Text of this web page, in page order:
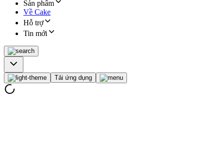
Sản phẩm
Về Cake
Hỗ trợ
Tin mới
Tải ứng dụng